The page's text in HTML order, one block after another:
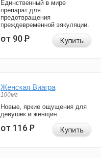
Единственный в мире
препарат для
предотвращения
преждевременной эякуляции.
от 90Р Купить
Женская Виагра
100мг
Новые, яркие ощущения для
девушек и женщин.
от 116Р Купить